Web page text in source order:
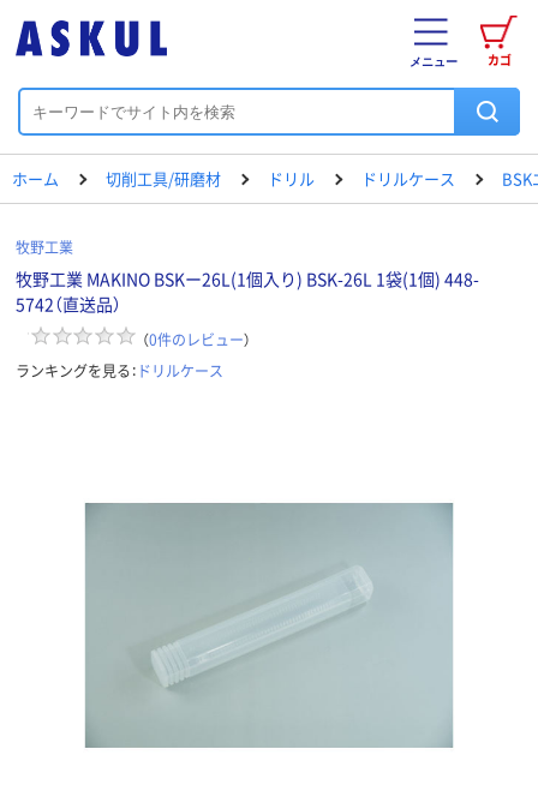
カゴ
メニュー
ホーム 切削工具/研磨材 ドリル ドリルケース BSK
牧野工業
牧野工業 MAKINO BSKー26L(1個入り) BSK-26L 1袋(1個) 448-
5742（直送品）
（0件のレビュー）
ランキングを見る： ドリルケース